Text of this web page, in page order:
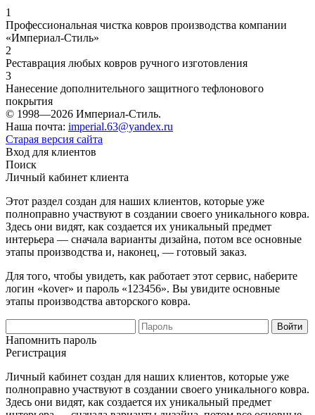
1
Профессиональная чистка ковров производства компании
«Империал-Стиль»
2
Реставрация любых ковров ручного изготовления
3
Нанесение дополнительного защитного тефлонового
покрытия
© 1998—2026 Империал-Стиль.
Наша почта: imperial.63@yandex.ru
Старая версия сайта
Вход для клиентов
Поиск
Личный кабинет клиента
Этот раздел создан для наших клиентов, которые уже
полноправно участвуют в создании своего уникального ковра.
Здесь они видят, как создается их уникальный предмет
интерьера — сначала варианты дизайна, потом все основные
этапы производства и, наконец, — готовый заказ.
Для того, чтобы увидеть, как работает этот сервис, наберите
логин «kover» и пароль «123456». Вы увидите основные
этапы производства авторского ковра.
Напомнить пароль
Регистрация
Личный кабинет создан для наших клиентов, которые уже
полноправно участвуют в создании своего уникального ковра.
Здесь они видят, как создается их уникальный предмет